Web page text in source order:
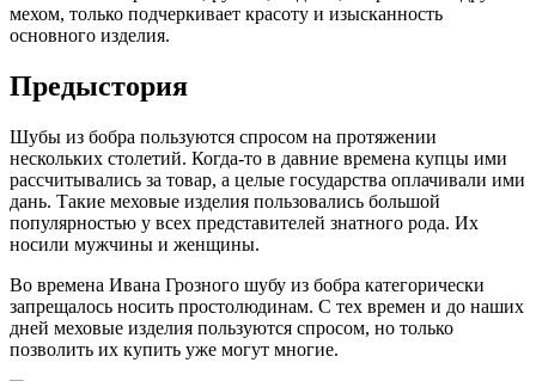
мехом, только подчеркивает красоту и изысканность
основного изделия.
Предыстория
Шубы из бобра пользуются спросом на протяжении
нескольких столетий. Когда-то в давние времена купцы ими
рассчитывались за товар, а целые государства оплачивали ими
дань. Такие меховые изделия пользовались большой
популярностью у всех представителей знатного рода. Их
носили мужчины и женщины.
Во времена Ивана Грозного шубу из бобра категорически
запрещалось носить простолюдинам. С тех времен и до наших
дней меховые изделия пользуются спросом, но только
позволить их купить уже могут многие.